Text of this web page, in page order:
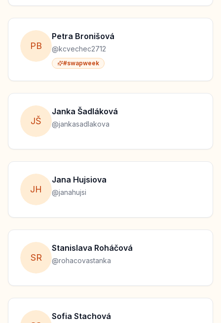
PB
Petra Bronišová
@kcvechec2712
#swapweek
JŠ
Janka Šadláková
@jankasadlakova
JH
Jana Hujsiova
@janahujsi
SR
Stanislava Roháčová
@rohacovastanka
Sofia Stachová